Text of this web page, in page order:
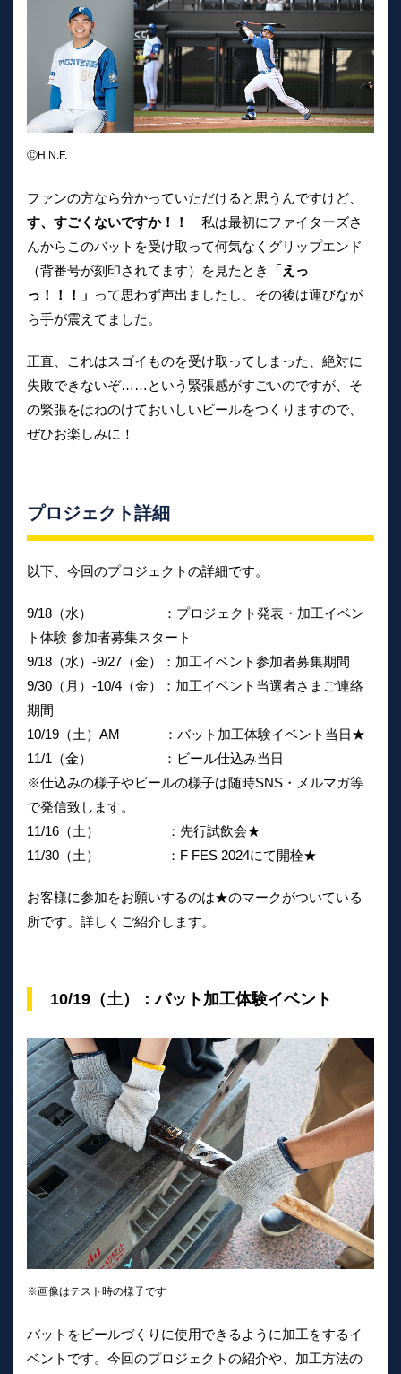
ⒸH.N.F.
ファンの方なら分かっていただけると思うんですけど、
す、すごくないですか！！
私は最初にファイターズさ
んからこのバットを受け取って何気なくグリップエンド
（背番号が刻印されてます）を見たとき
「えっ
っ！！！」 って思わず声出ましたし、その後は運びなが
ら手が震えてました。
正直、これはスゴイものを受け取ってしまった、絶対に
失敗できないぞ……という緊張感がすごいのですが、そ
の緊張をはねのけておいしいビールをつくりますので、
ぜひお楽しみに！
プロジェクト詳細
以下、今回のプロジェクトの詳細です。
9/18（水） ：プロジェクト発表・加工イベン
ト体験 参加者募集スタート
9/18（水）-9/27（金）：加工イベント参加者募集期間
9/30（月）-10/4（金）：加工イベント当選者さまご連絡
期間
10/19（土）AM ：バット加工体験イベント当日★
11/1（金） ：ビール仕込み当日
※仕込みの様子やビールの様子は随時SNS・メルマガ等
で発信致します。
11/16（土） ：先行試飲会★
11/30（土） ：F FES 2024にて開栓★
お客様に参加をお願いするのは★のマークがついている
所です。詳しくご紹介します。
10/19（土）：バット加工体験イベント
※画像はテスト時の様子です
バットをビールづくりに使用できるように加工をするイ
ベントです。今回のプロジェクトの紹介や、加工方法の